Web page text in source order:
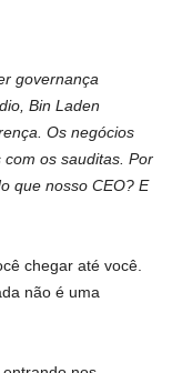
governança
Bin Laden
Os negócios
os sauditas. Por
que nosso CEO? E
chegar até você.
não é uma